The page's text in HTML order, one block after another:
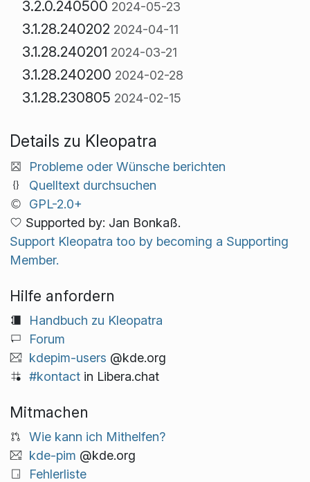
3.2.0.240500 2024-05-23
3.1.28.240202 2024-04-11
3.1.28.240201 2024-03-21
3.1.28.240200 2024-02-28
3.1.28.230805 2024-02-15
Details zu Kleopatra
Probleme oder Wünsche berichten
Quelltext durchsuchen
GPL-2.0+
Supported by: Jan Bonkaß.
Support Kleopatra too by becoming a Supporting
Member.
Hilfe anfordern
Handbuch zu Kleopatra
Forum
kdepim-users @kde.org
#kontactin Libera.chat
Mitmachen
Wie kann ich Mithelfen?
kde-pim @kde.org
Fehlerliste